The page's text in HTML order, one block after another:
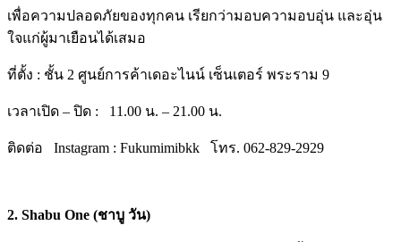
เพื่อความปลอดภัยของทุกคน เรียกว่ามอบความอบอุ่น และอุ่น
ใจแก่ผู้มาเยือนได้เสมอ
ที่ตั้ง : ชั้น 2 ศูนย์การค้าเดอะไนน์ เซ็นเตอร์ พระราม 9
เวลาเปิด – ปิด : 11.00 น. – 21 .00 น.
ติดต่อ Instagram : Fukumimibkk โทร. 062-829-2929
2. Shabu One (ชาบู วัน)